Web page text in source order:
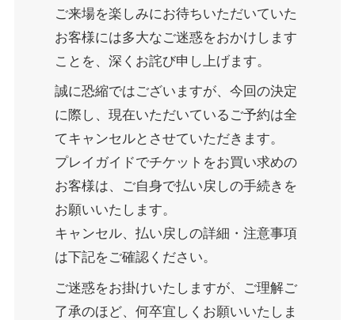
ご来場を楽しみにお待ちいただいていた
お客様には多大なご迷惑をおかけします
ことを、深くお詫び申し上げます。
誠に恐縮ではございますが、今回の決定
に際し、現在いただいているご予約は全
てキャンセルとさせていただきます。
プレイガイドでチケットをお買い求めの
お客様は、ご自身で払い戻しの手続きを
お願いいたします。
キャンセル、払い戻しの詳細・注意事項
は下記をご確認ください。
ご迷惑をお掛けいたしますが、ご理解ご
了承のほど、何卒宜しくお願いいたしま